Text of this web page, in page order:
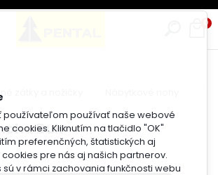
používateľom používať naše webové
cookies. Kliknutím na tlačidlo "OK"
preferenčných, štatistických aj
pre nás aj našich partnerov.
sú v rámci zachovania funkčnosti webu
0
zátky a nožičky
Buk